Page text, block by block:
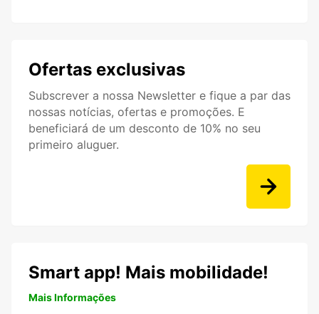
Ofertas exclusivas
Subscrever a nossa Newsletter e fique a par das
nossas notícias, ofertas e promoções. E
beneficiará de um desconto de 10% no seu
primeiro aluguer.
Smart app! Mais mobilidade!
Mais Informações